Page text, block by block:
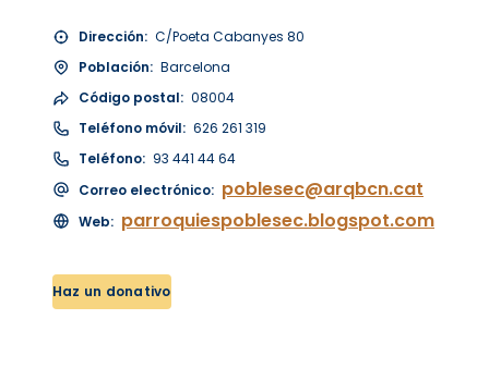
Dirección: C/Poeta Cabanyes 80
Población: Barcelona
Código postal: 08004
Teléfono móvil: 626 261 319
Teléfono: 93 441 44 64
Correo electrónico: poblesec@arqbcn.cat
Web: parroquiespoblesec.blogspot.com
Haz un donativo